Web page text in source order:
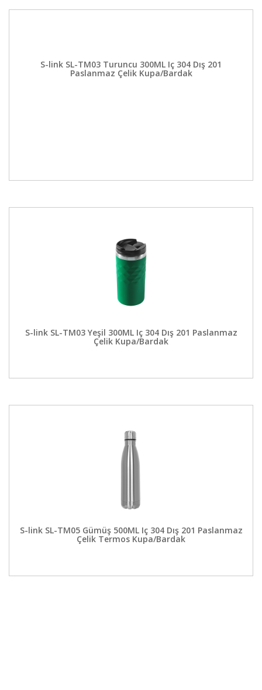
S-link SL-TM03 Turuncu 300ML Iç 304 Dış 201
Paslanmaz Çelik Kupa/Bardak
S-link SL-TM03 Yeşil 300ML Iç 304 Dış 201 Paslanmaz
Çelik Kupa/Bardak
S-link SL-TM05 Gümüş 500ML Iç 304 Dış 201 Paslanmaz
Çelik Termos Kupa/Bardak